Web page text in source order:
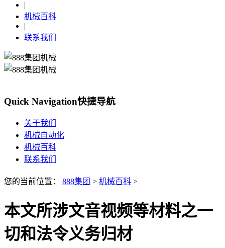
|
机械百科
|
联系我们
Quick Navigation快捷导航
关于我们
机械自动化
机械百科
联系我们
您的当前位置： 888集团 > 机械百科 >
本文所涉文音视频等材料之一
切和法令义务归材